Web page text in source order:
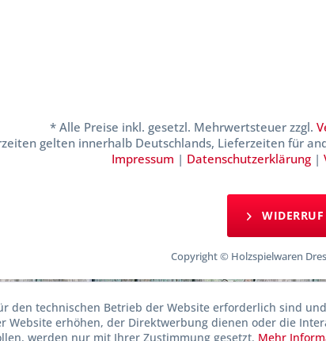
* Alle Preise inkl. gesetzl. Mehrwertsteuer zzgl.
gelten innerhalb Deutschlands, Lieferzeiten für
Impressum | Datenschutzerklärung|
Copyright © Holzspielwaren
den technischen Betrieb der Website erforderlich sind
Website erhöhen, der Direktwerbung dienen oder die
werden nur mit Ihrer Zustimmung gesetzt. Mehr